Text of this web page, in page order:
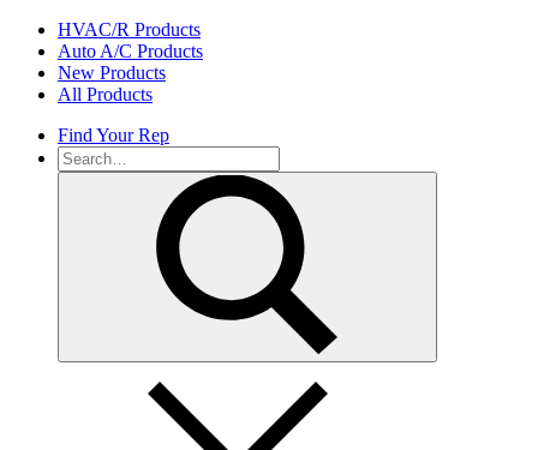
Skip
content
HVAC/R Products
Auto A/C Products
New Products
All Products
Find Your Rep
Search
for: